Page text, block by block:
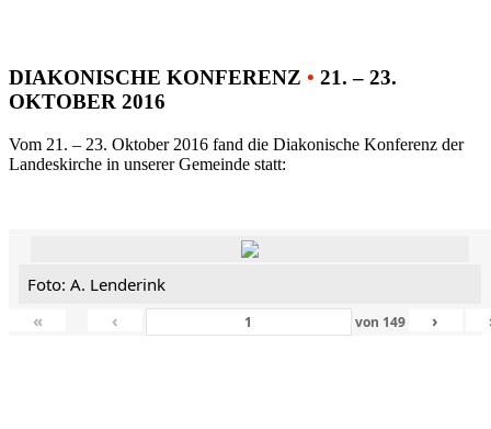
DIAKONISCHE KONFERENZ • 21. – 23.
OKTOBER 2016
Vom 21. – 23. Oktober 2016 fand die Diakonische Konferenz der
Landeskirche in unserer Gemeinde statt:
Foto: A. Lenderink
«
‹ von 149 ›